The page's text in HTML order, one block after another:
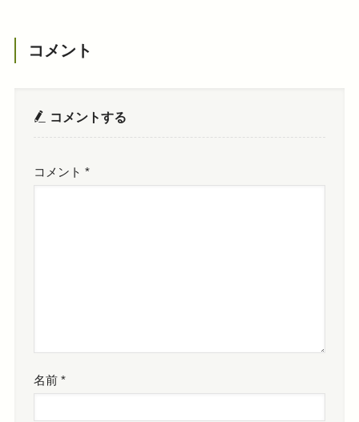
コメント
コメントする
コメント*
名前*